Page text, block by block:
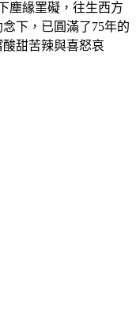
塵緣罣礙，往生西方
下，已圓滿了75年的
甜苦辣與喜怒哀